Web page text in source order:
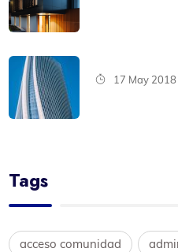
17 May 2018
Tags
acceso comunidad